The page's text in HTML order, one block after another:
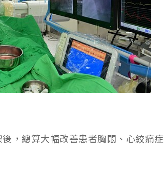
，總算大幅改善患者胸悶、心絞痛